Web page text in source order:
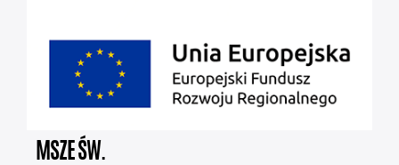
MSZE ŚW.